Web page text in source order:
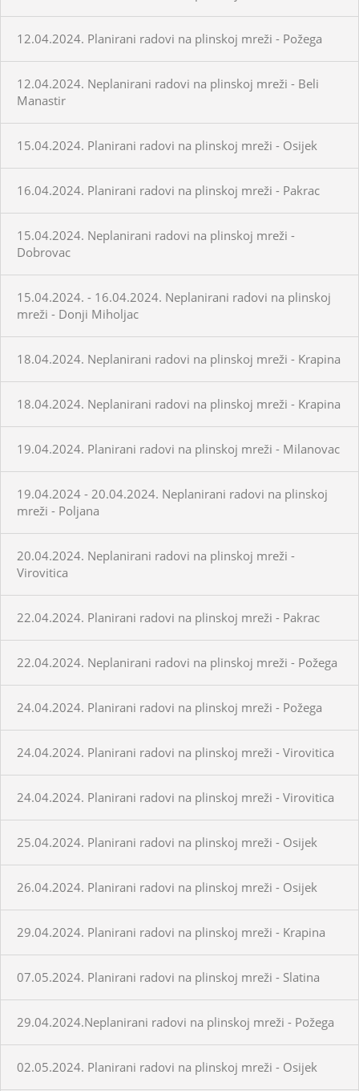
12.04.2024. Planirani radovi na plinskoj mreži - Požega
12.04.2024. Neplanirani radovi na plinskoj mreži - Beli
Manastir
15.04.2024. Planirani radovi na plinskoj mreži - Osijek
16.04.2024. Planirani radovi na plinskoj mreži - Pakrac
15.04.2024. Neplanirani radovi na plinskoj mreži -
Dobrovac
15.04.2024. - 16.04.2024. Neplanirani radovi na plinskoj
mreži - Donji Miholjac
18.04.2024. Neplanirani radovi na plinskoj mreži - Krapina
18.04.2024. Neplanirani radovi na plinskoj mreži - Krapina
19.04.2024. Planirani radovi na plinskoj mreži - Milanovac
19.04.2024 - 20.04.2024. Neplanirani radovi na plinskoj
mreži - Poljana
20.04.2024. Neplanirani radovi na plinskoj mreži -
Virovitica
22.04.2024. Planirani radovi na plinskoj mreži - Pakrac
22.04.2024. Neplanirani radovi na plinskoj mreži - Požega
24.04.2024. Planirani radovi na plinskoj mreži - Požega
24.04.2024. Planirani radovi na plinskoj mreži - Virovitica
24.04.2024. Planirani radovi na plinskoj mreži - Virovitica
25.04.2024. Planirani radovi na plinskoj mreži - Osijek
26.04.2024. Planirani radovi na plinskoj mreži - Osijek
29.04.2024. Planirani radovi na plinskoj mreži - Krapina
07.05.2024. Planirani radovi na plinskoj mreži - Slatina
29.04.2024.Neplanirani radovi na plinskoj mreži - Požega
02.05.2024. Planirani radovi na plinskoj mreži - Osijek